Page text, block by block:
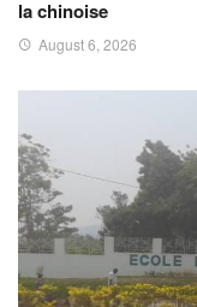
la chinoise
August 6, 2026